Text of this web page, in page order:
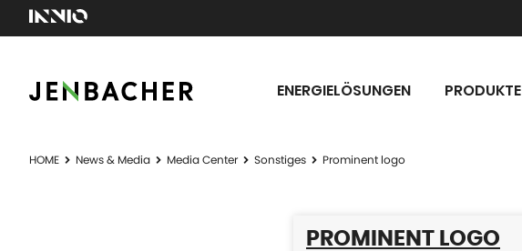
ENERGIELÖSUNGEN PRODUKTE
HOME News & Media Media Center Sonstiges Prominent logo
PROMINENT LOGO